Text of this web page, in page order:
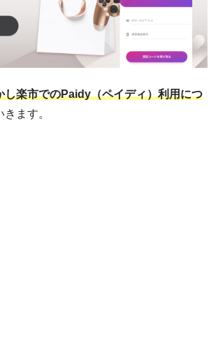
し楽市でのPaidy（ペイディ）利用につ
ます。